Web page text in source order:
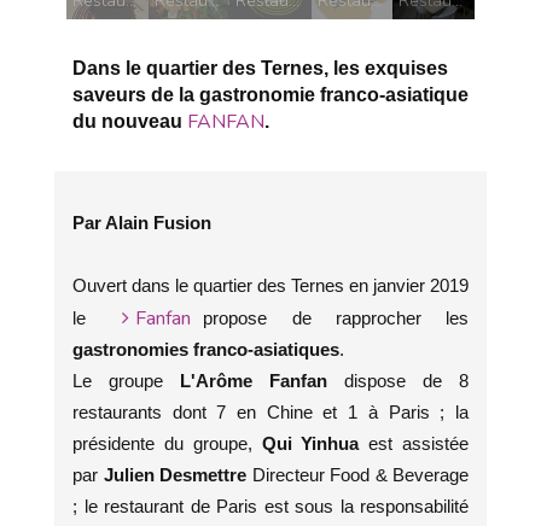
Dans le quartier des Ternes, les exquises
saveurs de la gastronomie franco-asiatique
du nouveau FANFAN.
Par Alain Fusion
Ouvert dans le quartier des Ternes en janvier 2019
le
Fanfan
propose de rapprocher les
gastronomies franco-asiatiques.
Le groupe L'Arôme Fanfan dispose de 8
restaurants dont 7 en Chine et 1 à Paris ; la
présidente du groupe, Qui Yinhuaest assistée
par Julien Desmettre Directeur Food & Beverage
; le restaurant de Paris est sous la responsabilité